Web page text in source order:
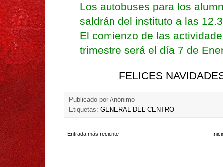
Los autobuses para los
saldrán del instituto a las
El comienzo de las
trimestre será el día 7 de
FELICES
Publicado por Anónimo
Etiquetas: GENERAL DEL CENTRO
Entrada más reciente